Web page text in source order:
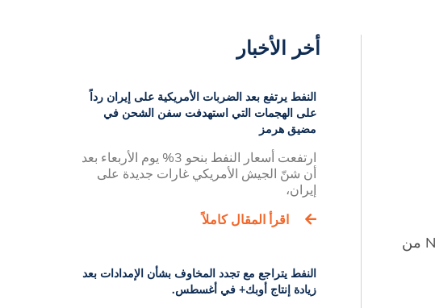
يواجه Musk مرة أخرى بعض الضغوط بعد ظهور تقارير تفيد بأنه قام بنقل شرائح الذكاء الاصطناعي من Nvidia من
أخر الأخبار
النفط يرتفع بعد الضربات الأمريكية على إيران رداً
على الهجمات التي استهدفت سفن الشحن في
مضيق هرمز
ارتفعت أسعار النفط بنحو 3% يوم الأربعاء بعد
أن شنّ الجيش الأمريكي غارات جديدة على
إيران،
اقرأ المقال كاملاً
النفط يتراجع مع تجدد المخاوف بشأن الإمدادات بعد
زيادة إنتاج أوبك+ في أغسطس.